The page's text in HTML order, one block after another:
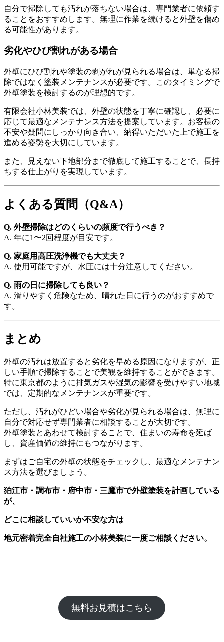
自分で掃除しても汚れが落ちない場合は、専門業者に依頼す
ることをおすすめします。無理に作業を続けると外壁を傷め
る可能性があります。
劣化やひび割れがある場合
外壁にひび割れや塗装の剥がれが見られる場合は、単なる掃
除ではなく塗装メンテナンスが必要です。このタイミングで
外壁塗装を検討するのが理想的です。
有限会社小林美装では、外壁の状態を丁寧に確認し、必要に
応じて最適なメンテナンス方法を提案しています。お客様の
不安や疑問にしっかり向き合い、納得いただいた上で施工を
進める姿勢を大切にしています。
また、見えない下地部分まで徹底して施工することで、長持
ちする仕上がりを実現しています。
よくある質問（Q&A）
Q. 外壁掃除はどのくらいの頻度で行うべき？
A. 年に1〜2回程度が目安です。
Q. 家庭用高圧洗浄機でも大丈夫？
A. 使用可能ですが、水圧には十分注意してください。
Q. 雨の日に掃除しても良い？
A. 滑りやすく危険なため、晴れた日に行うのがおすすめで
す。
まとめ
外壁の汚れは放置すると劣化を早める原因になりますが、正
しい手順で掃除することで美観を維持することができます。
特に東京都のように排気ガスや湿気の影響を受けやすい地域
では、定期的なメンテナンスが重要です。
ただし、汚れがひどい場合や劣化が見られる場合は、無理に
自分で対応せず専門業者に相談することが大切です。
外壁塗装とあわせて検討することで、住まいの寿命を延ば
し、資産価値の維持にもつながります。
まずはご自宅の外壁の状態をチェックし、最適なメンテナン
ス方法を選びましょう。
狛江市・調布市・府中市・三鷹市で外壁塗装を計画している
が、
どこに相談していいか不安な方は
地元密着完全自社施工の小林美装に一度ご相談ください。
無料お見積はこちら